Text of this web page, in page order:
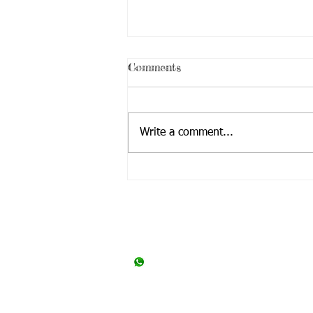
Comments
Write a comment...